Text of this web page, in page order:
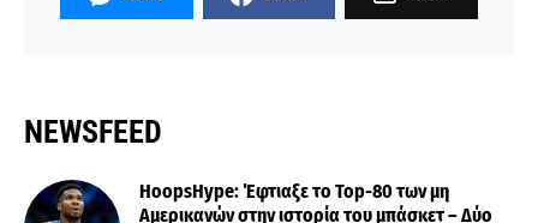
NEWSFEED
HoopsHype: Έφτιαξε το Top-80 των μη
Αμερικανών στην ιστορία του μπάσκετ – Δύο